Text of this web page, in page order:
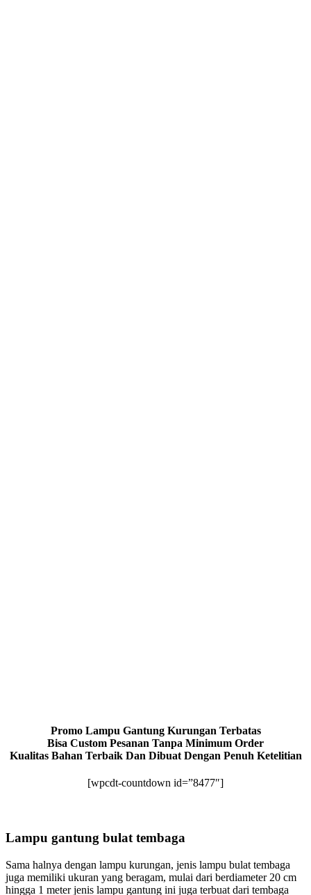
Promo Lampu Gantung Kurungan Terbatas
Bisa Custom Pesanan Tanpa Minimum Order
Kualitas Bahan Terbaik Dan Dibuat Dengan Penuh Ketelitian
[wpcdt-countdown id=”8477″]
Lampu gantung bulat tembaga
Sama halnya dengan lampu kurungan, jenis lampu bulat tembaga
juga memiliki ukuran yang beragam, mulai dari berdiameter 20 cm
hingga 1 meter jenis lampu gantung ini juga terbuat dari tembaga